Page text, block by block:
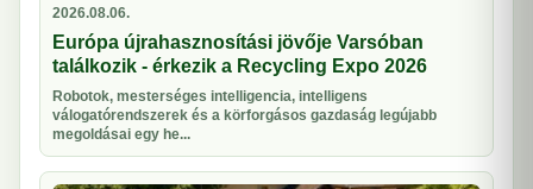
2026.08.06.
Európa újrahasznosítási jövője Varsóban
találkozik - érkezik a Recycling Expo 2026
Robotok, mesterséges intelligencia, intelligens
válogatórendszerek és a körforgásos gazdaság legújabb
megoldásai egy he...